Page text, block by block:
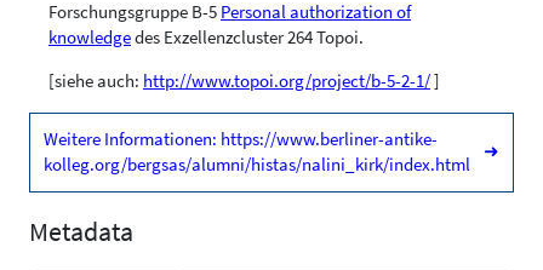
Forschungsgruppe B-5 Personal authorization of
knowledgedes Exzellenzcluster 264 Topoi.
[siehe auch: http://www.topoi.org/project/b-5-2-1/]
Weitere Informationen: https://www.berliner-antike-
kolleg.org/bergsas/alumni/histas/nalini_kirk/index.html
➜
Metadata